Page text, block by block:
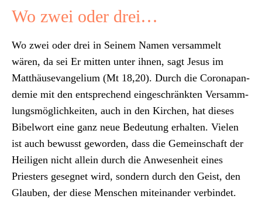
Wo zwei oder drei…
Wo zwei oder drei in Seinem Namen ver­sam­melt
wären, da sei Er mit­ten unter ihnen, sagt Jesus im
Matthäu­se­van­geli­um (Mt 18,20). Durch die Coro­n­a­pan­
demie mit den entsprechend eingeschränk­ten Ver­samm­
lungsmöglichkeit­en, auch in den Kirchen, hat dieses
Bibel­wort eine ganz neue Bedeu­tung erhal­ten. Vie­len
ist auch bewusst gewor­den, dass die Gemein­schaft der
Heili­gen nicht allein durch die Anwe­sen­heit eines
Priesters geseg­net wird, son­dern durch den Geist, den
Glauben, der diese Men­schen miteinan­der verbindet.